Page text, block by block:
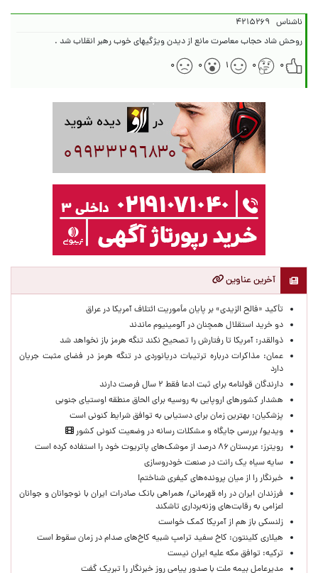
ناشناس ۴۲۱۵۲۶۹
روحش شاد حجاب معاصرت مانع از دیدن ویژگیهای خوب رهبر انقلاب شد .‌
۰
۰ ۱ ۰ ۰
آخرین عناوین
تأکید «فالح الزیدی» بر پایان مأموریت ائتلاف آمریکا در عراق
دو خرید استقلال همچنان در آلومینیوم ماندند
ذوالقدر: آمریکا تا رفتارش را تصحیح نکند تنگه هرمز باز نخواهد شد
عمان: مذاکرات درباره ترتیبات دریانوردی در تنگه هرمز در فضای مثبت جریان
دارد
دارندگان قولنامه برای ثبت ادعا فقط ۲ سال فرصت دارند
هشدار کشورهای اروپایی به روسیه برای الحاق منطقه اوستیای جنوبی
پزشکیان‌: بهترین زمان برای دستیابی به توافق شرایط کنونی است
ویدیو/ بررسی جایگاه و مشکلات رسانه در وضعیت کنونی کشور
رویترز: عربستان ۸۶ درصد از موشک‌های پاتریوت خود را استفاده کرده است
سایه سیاه یک رانت در صنعت خودروسازی
خبرنگار را از میان پرونده‌های کیفری شناختم!
​فرزندان ایران در راه قهرمانی/ همراهی بانک صادرات ایران با نوجوانان و جوانان
اعزامی به رقابت‌های وزنه‌برداری تاشکند
زلنسکی باز هم از آمریکا کمک خواست
هیلاری کلینتون: کاخ سفید ترامپ شبیه کاخ‌های صدام در زمان سقوط است
ترکیه: توافق مکه علیه ایران نیست
مدیرعامل بیمه ملت با صدور پیامی روز خبرنگار را تبریک گفت